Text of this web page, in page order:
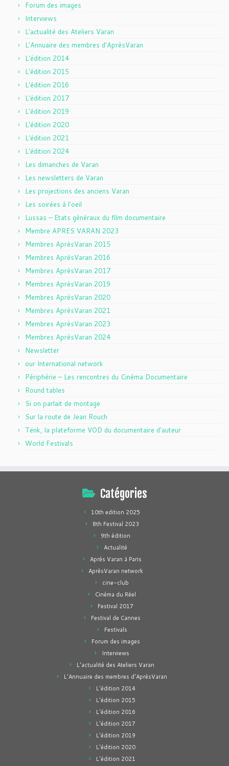
Forum des images
Interviews
L'actualité des Ateliers Varan
L'Annuaire des membres d'AprèsVaran
L'édition 2014
L'édition 2015
L'édition 2016
L'édition 2017
L'édition 2019
L'édition 2020
L'édition 2021
L'édition 2024
Les dimanches de Varan
Les newsletters de Varan
Les projections des anciens Varan
Les soirées à l'oeil
Lussas – Etats généraux du film documentaire
Membre APRES VARAN 2023
Membres AprèsVaran 2015
Membres AprèsVaran 2016
Membres AprèsVaran 2017
Membres AprèsVaran 2019
Membres AprèsVaran 2020
Membres AprèsVaran 2021
Membres AprèsVaran 2023
Membres AprèsVaran 2024
Newsletter
our International network
Périphérie – Les rencontres du Cinéma Documentaire
Round tables
Si on parlait de montage
Sur la route de Jean Rouch
Tënk, la plateforme VOD du documentaire d'auteur
World Festivals
Catégories
10th edition 2025
8th Festival 2023
9th édition
Actualité
Après Varan à Paris
AprèsVaran network
cine-club
Cinéma du Réel
Festival 2017
Festival de Cannes
Festivals
Forum des images
Interviews
L'actualité des Ateliers Varan
L'Annuaire des membres d'AprèsVaran
L'édition 2014
L'édition 2015
L'édition 2016
L'édition 2017
L'édition 2019
L'édition 2020
L'édition 2021